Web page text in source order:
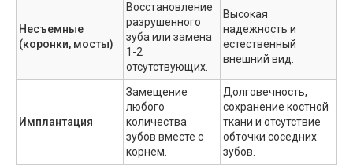
Несъемные
(коронки, мосты)
Восстановление
разрушенного
зуба или замена
1-2
отсутствующих.
Высокая
надежность и
естественный
внешний вид.
Имплантация
Замещение
любого
количества
зубов вместе с
корнем.
Долговечность,
сохранение костной
ткани и отсутствие
обточки соседних
зубов.